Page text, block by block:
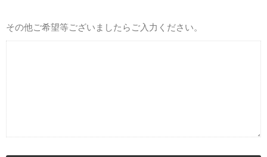
その他ご希望等ございましたらご入力ください。